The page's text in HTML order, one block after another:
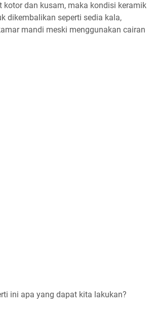
kotor dan kusam, maka kondisi keramik
dikembalikan seperti sedia kala,
mandi meski menggunakan cairan
ini apa yang dapat kita lakukan?